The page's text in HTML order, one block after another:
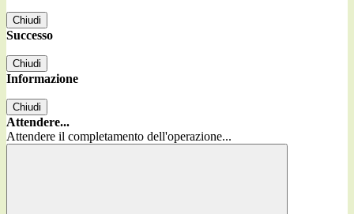
Chiudi
Successo
Chiudi
Informazione
Chiudi
Attendere...
Attendere il completamento dell'operazione...